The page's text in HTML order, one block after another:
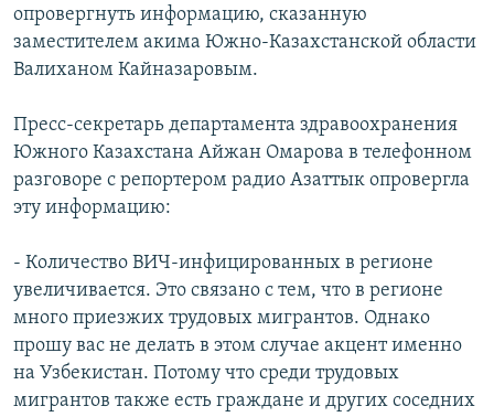
опровергнуть информацию, сказанную
заместителем акима Южно-Казахстанской области
Валиханом Кайназаровым.
Пресс-секретарь департамента здравоохранения
Южного Казахстана Айжан Омарова в телефонном
разговоре с репортером радио Азаттык опровергла
эту информацию:
- Количество ВИЧ-инфицированных в регионе
увеличивается. Это связано с тем, что в регионе
много приезжих трудовых мигрантов. Однако
прошу вас не делать в этом случае акцент именно
на Узбекистан. Потому что среди трудовых
мигрантов также есть граждане и других соседних